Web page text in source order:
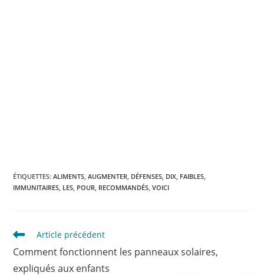
ÉTIQUETTES:ALIMENTS, AUGMENTER, DÉFENSES, DIX, FAIBLES,
IMMUNITAIRES, LES, POUR, RECOMMANDÉS, VOICI
Read
articles
Article précédent
Comment fonctionnent les panneaux solaires,
expliqués aux enfants